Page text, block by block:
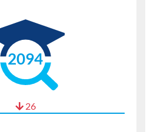
2094
26